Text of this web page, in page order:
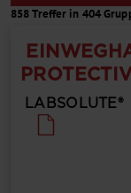
858 Treffer in 404
LABSOLUTE®